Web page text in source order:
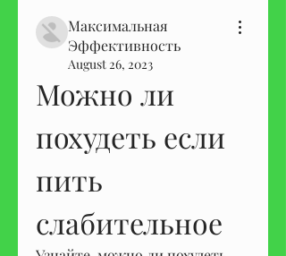
Максимальная
Эффективность
August 26, 2023
Можно ли
похудеть если
пить
слабительное